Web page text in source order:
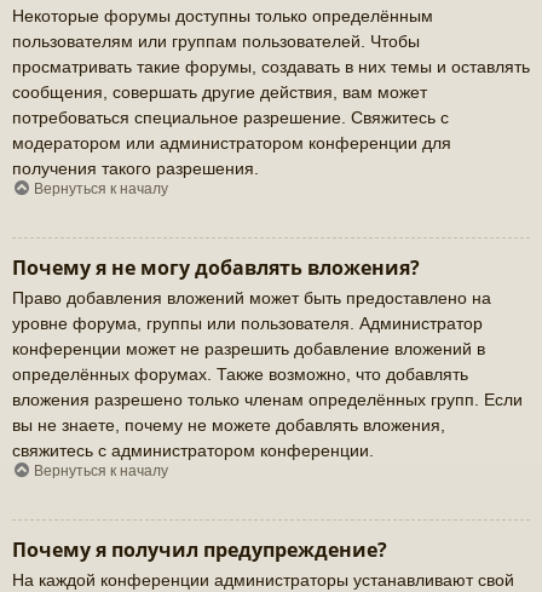
Некоторые форумы доступны только определённым
пользователям или группам пользователей. Чтобы
просматривать такие форумы, создавать в них темы и оставлять
сообщения, совершать другие действия, вам может
потребоваться специальное разрешение. Свяжитесь с
модератором или администратором конференции для
получения такого разрешения.
Вернуться к началу
Почему я не могу добавлять вложения?
Право добавления вложений может быть предоставлено на
уровне форума, группы или пользователя. Администратор
конференции может не разрешить добавление вложений в
определённых форумах. Также возможно, что добавлять
вложения разрешено только членам определённых групп. Если
вы не знаете, почему не можете добавлять вложения,
свяжитесь с администратором конференции.
Вернуться к началу
Почему я получил предупреждение?
На каждой конференции администраторы устанавливают свой